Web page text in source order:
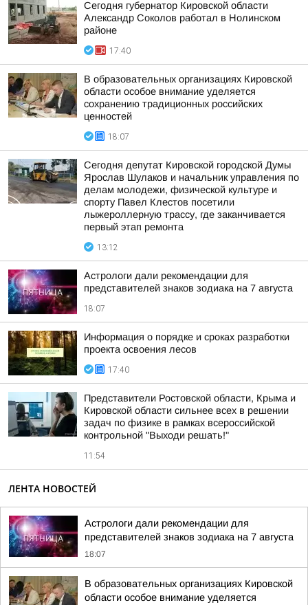
Сегодня губернатор Кировской области
Александр Соколов работал в Нолинском
районе
17:40
В образовательных организациях Кировской
области особое внимание уделяется
сохранению традиционных российских
ценностей
18:07
Сегодня депутат Кировской городской Думы
Ярослав Шулаков и начальник управления по
делам молодежи, физической культуре и
спорту Павел Клестов посетили
лыжероллерную трассу, где заканчивается
первый этап ремонта
13:12
Астрологи дали рекомендации для
представителей знаков зодиака на 7 августа
18:07
Информация о порядке и сроках разработки
проекта освоения лесов
17:40
Представители Ростовской области, Крыма и
Кировской области сильнее всех в решении
задач по физике в рамках всероссийской
контрольной "Выходи решать!"
11:54
ЛЕНТА НОВОСТЕЙ
Астрологи дали рекомендации для
представителей знаков зодиака на 7 августа
18:07
В образовательных организациях Кировской
области особое внимание уделяется